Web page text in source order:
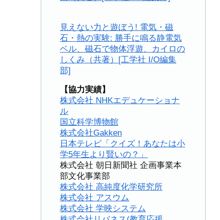
見えない力と遊ぼう! 電気・磁
石・熱の実験: 勝手に鳴る静電気
ベル、磁石で物体浮遊、カイロの
しくみ（共著）[工学社 I/O編集
部]
【協力実績】
株式会社 NHKエデュケーショナ
ル
国立科学博物館
株式会社Gakken
日本テレビ「クイズ！あなたは小
学5年生より賢いの？」
株式会社 朝日新聞社 企画事業本
部文化事業部
株式会社 高純度化学研究所
株式会社 アスウム
株式会社 学映システム